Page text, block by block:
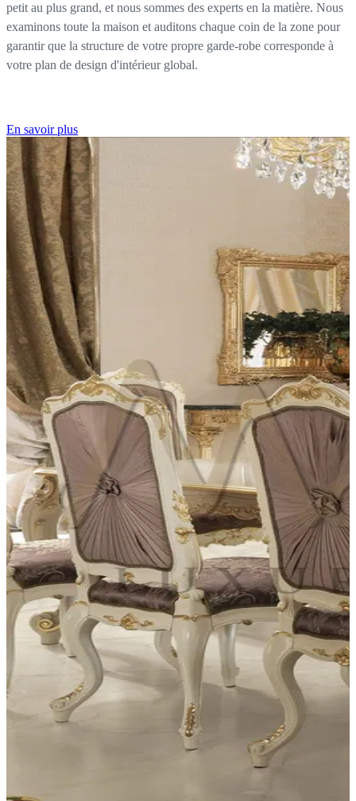
petit au plus grand, et nous sommes des experts en la matière. Nous
examinons toute la maison et auditons chaque coin de la zone pour
garantir que la structure de votre propre garde-robe corresponde à
votre plan de design d'intérieur global.
En savoir plus